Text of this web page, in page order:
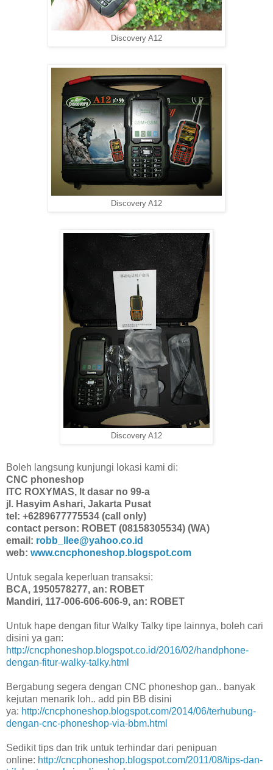
Discovery A12
Discovery A12
Discovery A12
Boleh langsung kunjungi lokasi kami di:
CNC phoneshop
ITC ROXYMAS, lt dasar no 99-a
jl. Hasyim Ashari, Jakarta Pusat
tel: +6289677775534 (call only)
contact person: ROBET (08158305534) (WA)
email: robb_llee@yahoo.co.id
web: www.cncphoneshop.blogspot.com
Untuk segala keperluan transaksi:
BCA, 1950578277, an: ROBET
Mandiri, 117-006-606-606-9, an: ROBET
Untuk hape dengan fitur Walky Talky tipe lainnya, boleh cari
disini ya gan:
http://cncphoneshop.blogspot.co.id/2016/02/handphone-
dengan-fitur-walky-talky.html
Bergabung segera dengan CNC phoneshop gan.. banyak
kejutan menarik loh.. add pin BB disini
ya: http://cncphoneshop.blogspot.com/2014/06/terhubung-
dengan-cnc-phoneshop-via-bbm.html
Sedikit tips dan trik untuk terhindar dari penipuan
online: http://cncphoneshop.blogspot.com/2011/08/tips-dan-